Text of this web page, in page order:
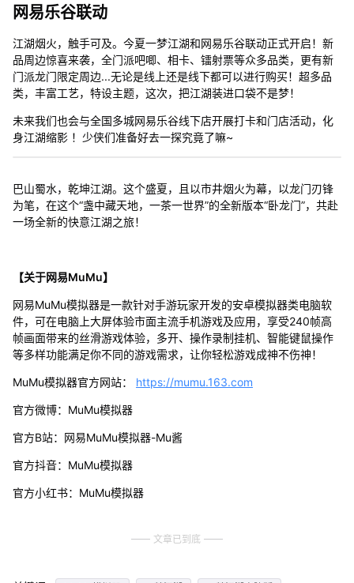
网易乐谷联动
江湖烟火，触手可及。今夏一梦江湖和网易乐谷联动正式开启！新
品周边惊喜来袭，全门派吧唧、相卡、镭射票等众多品类，更有新
门派龙门限定周边...无论是线上还是线下都可以进行购买！超多品
类，丰富工艺，特设主题，这次，把江湖装进口袋不是梦！
未来我们也会与全国多城网易乐谷线下店开展打卡和门店活动，化
身江湖缩影 ！少侠们准备好去一探究竟了嘛~
巴山蜀水，乾坤江湖。这个盛夏，且以市井烟火为幕，以龙门刃锋
为笔，在这个“盏中藏天地，一茶一世界”的全新版本“卧龙门”，共赴
一场全新的快意江湖之旅！
【关于网易MuMu】
网易MuMu模拟器是一款针对手游玩家开发的安卓模拟器类电脑软
件，可在电脑上大屏体验市面主流手机游戏及应用，享受240帧高
帧画面带来的丝滑游戏体验，多开、操作录制挂机、智能键鼠操作
等多样功能满足你不同的游戏需求，让你轻松游戏成神不伤神！
MuMu模拟器官方网站： https://mumu.163.com
官方微博：MuMu模拟器
官方B站：网易MuMu模拟器-Mu酱
官方抖音：MuMu模拟器
官方小红书：MuMu模拟器
文章已到底